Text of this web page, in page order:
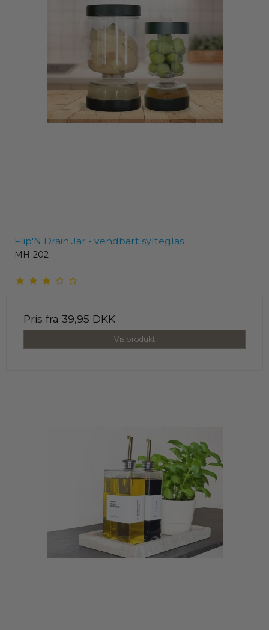
Flip'N Drain Jar - vendbart sylteglas
MH-202
Pris fra 39,95 DKK
Vis produkt